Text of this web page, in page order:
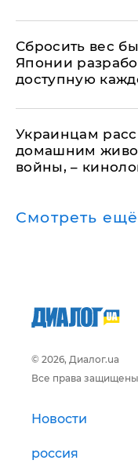
Сбросить вес
Японии
доступную
Украинцам
домашним
войны, –
Смотреть ещё
© 2026, Диалог.ua
Все права
Новости
россия